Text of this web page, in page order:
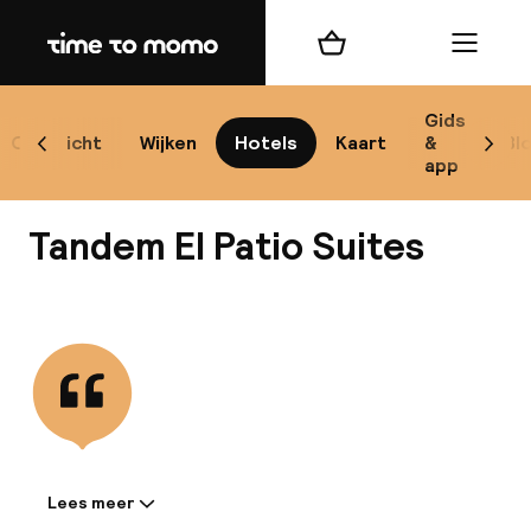
Home
Overzicht Wijken Hotels Kaart
Gids
&
app
Scroll naar links
Winkelmand Menu
Tandem El Patio Suites
Informatie gedeeld door de
Lees meer